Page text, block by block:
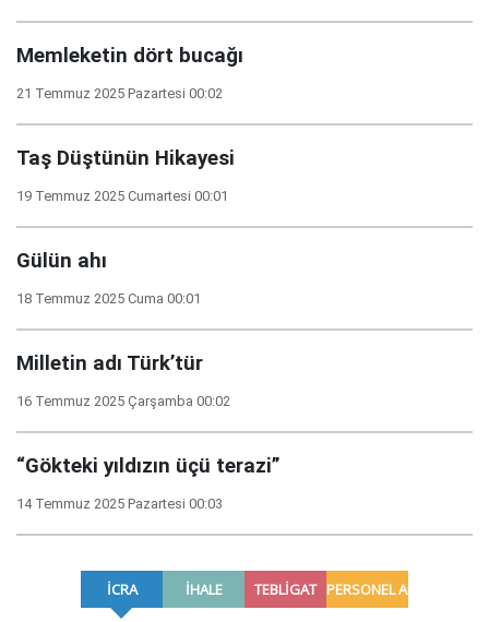
Memleketin dört bucağı
21 Temmuz 2025 Pazartesi 00:02
Taş Düştünün Hikayesi
19 Temmuz 2025 Cumartesi 00:01
Gülün ahı
18 Temmuz 2025 Cuma 00:01
Milletin adı Türk’tür
16 Temmuz 2025 Çarşamba 00:02
“Gökteki yıldızın üçü terazi”
14 Temmuz 2025 Pazartesi 00:03